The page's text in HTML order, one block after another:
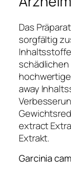
Das
sorgfältig
away
extract
Extrakt.
Garcinia